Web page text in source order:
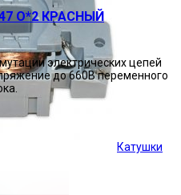
Катушки
О*2 КРАСНЫЙ
электрических цепей
до 660В переменного